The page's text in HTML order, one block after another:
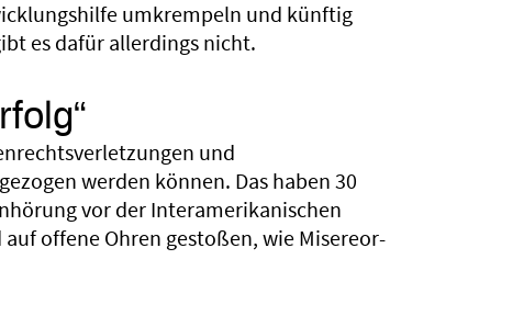
umkrempeln und künftig
es dafür allerdings nicht.
und
werden können. Das haben 30
vor der Interamerikanischen
offene Ohren gestoßen, wie Misereor-